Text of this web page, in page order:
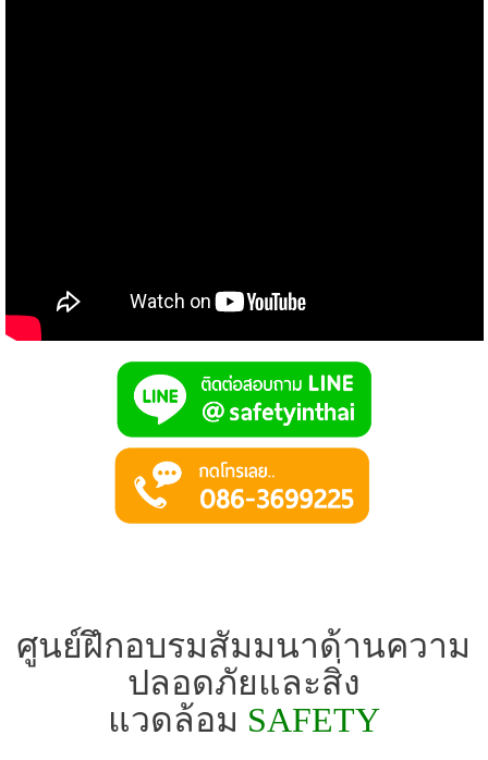
ศูนย์ฝึกอบรมสัมมนาด้านความ
ปลอดภัยและสิ่ง
แวดล้อม SAFETY